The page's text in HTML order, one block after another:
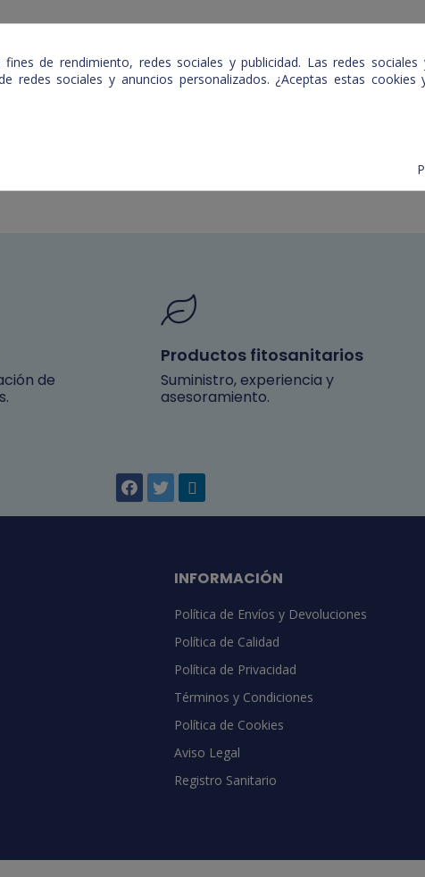
de
Productos fitosanitarios
Suministro, experiencia y
asesoramiento.
INFORMACIÓN
Política de Envíos y Devoluciones
Política de Calidad
Política de Privacidad
Términos y Condiciones
Política de Cookies
Aviso Legal
Registro Sanitario
de rendimiento, redes sociales y publicidad. Las redes
redes sociales y anuncios personalizados. ¿Aceptas estas